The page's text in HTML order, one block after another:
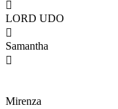

LORD UDO

Samantha

Mirenza